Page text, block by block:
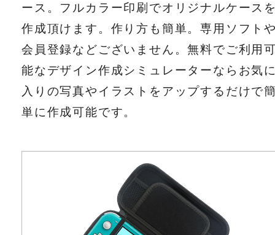
ース。フルカラー印刷でオリジナルケース
作成頂けます。作り方も簡単。専用ソフト
会員登録などございません。無料でご利用
能なデザイン作成シミュレーターならお気
入りの写真やイラストをアップするだけで
単に作成可能です。